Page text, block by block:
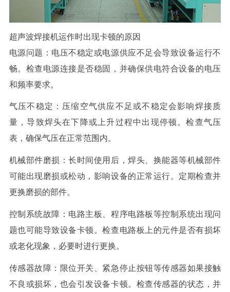
超声波焊接机运作时出现卡顿的原因
电源问题：电压不稳定或电源供应不足会导致设备运行不
畅。检查电源连接是否稳固，并确保供电符合设备的电压
和频率要求。
气压不稳定：压缩空气供应不足或不稳定会影响焊接质
量，导致焊头在下降或上升过程中出现停顿。检查气压
表，确保气压在正常范围内。
机械部件磨损：长时间使用后，焊头、换能器等机械部件
可能出现磨损或松动，影响设备的正常运行。定期检查并
更换磨损的部件。
控制系统故障：电路主板、程序电路板等控制系统出现问
题也可能导致设备卡顿。检查电路板上的元件是否有损坏
或老化现象，必要时进行更换。
传感器故障：限位开关、紧急停止按钮等传感器如果接触
不良或损坏，也会引发设备卡顿。检查传感器的状态，并